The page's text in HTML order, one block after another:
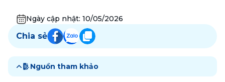
Ngày cập nhật: 10/05/2026
Chia sẻ
Nguồn tham khảo